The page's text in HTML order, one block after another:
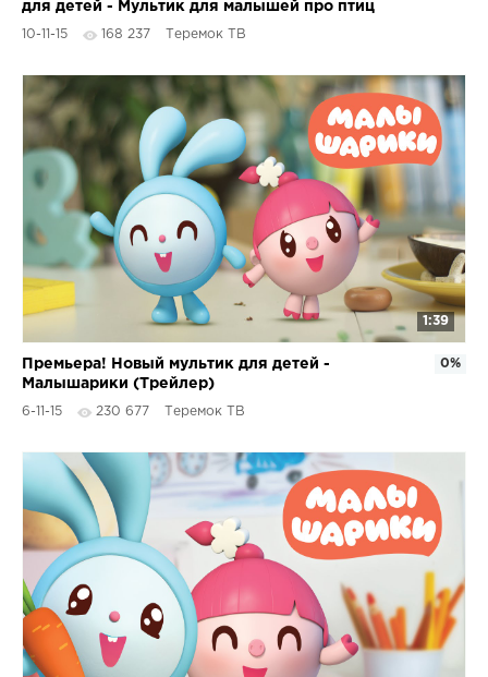
для детей - Мультик для малышей про птиц
10-11-15 168 237 Теремок ТВ
1:39
Премьера! Новый мультик для детей -
Малышарики (Трейлер)
6-11-15 230 677 Теремок ТВ
0%